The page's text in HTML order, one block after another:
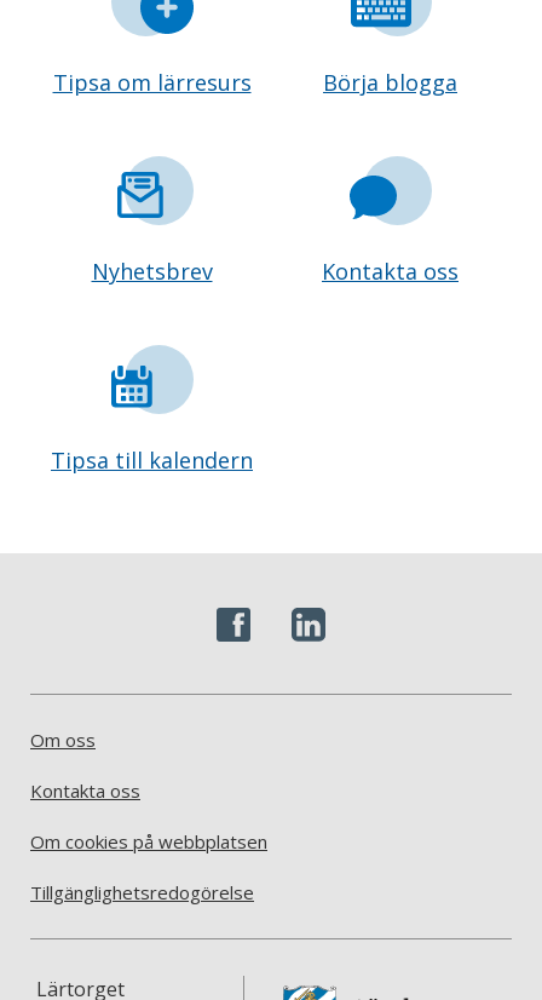
Tipsa om lärresurs Börja blogga
Nyhetsbrev Kontakta oss
Tipsa till kalendern
Om oss
Kontakta oss
Om cookies på webbplatsen
Tillgänglighetsredogörelse
Lärtorget